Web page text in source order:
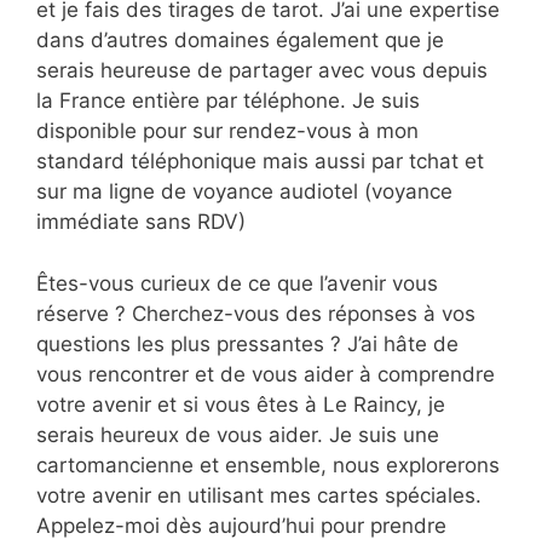
et je fais des tirages de tarot. J’ai une expertise
dans d’autres domaines également que je
serais heureuse de partager avec vous depuis
la France entière par téléphone. Je suis
disponible pour sur rendez-vous à mon
standard téléphonique mais aussi par tchat et
sur ma ligne de voyance audiotel (voyance
immédiate sans RDV)
Êtes-vous curieux de ce que l’avenir vous
réserve ? Cherchez-vous des réponses à vos
questions les plus pressantes ? J’ai hâte de
vous rencontrer et de vous aider à comprendre
votre avenir et si vous êtes à Le Raincy, je
serais heureux de vous aider. Je suis une
cartomancienne et ensemble, nous explorerons
votre avenir en utilisant mes cartes spéciales.
Appelez-moi dès aujourd’hui pour prendre